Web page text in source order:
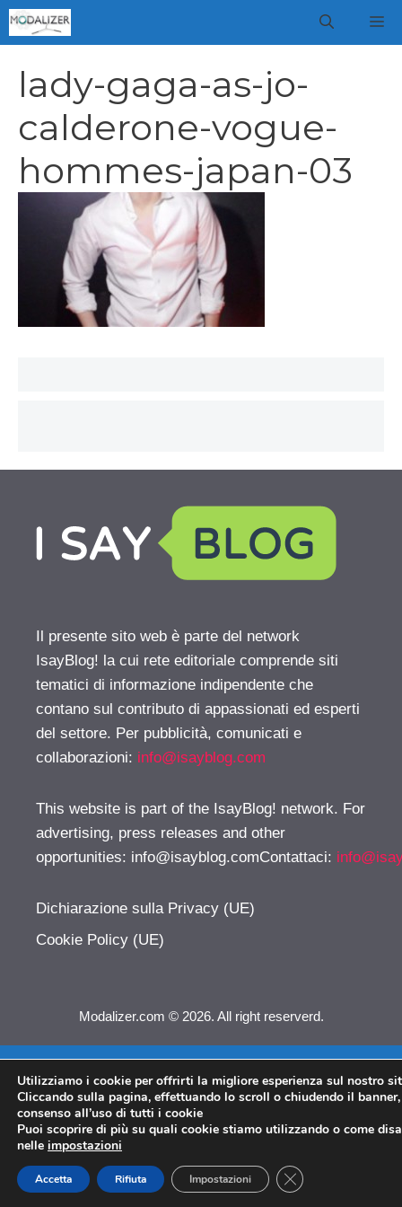
Vai
al
lady-gaga-as-jo-
calderone-vogue-
hommes-japan-03
Il presente sito web è parte del network
IsayBlog! la cui rete editoriale comprende siti
tematici di informazione indipendente che
contano sul contributo di appassionati ed esperti
del settore. Per pubblicità, comunicati e
collaborazioni: info@isayblog.com
This website is part of the IsayBlog! network. For
advertising, press releases and other
opportunities: info@isayblog.comContattaci:
Dichiarazione sulla Privacy (UE)
Cookie Policy (UE)
Modalizer.com © 2026. All right reserverd.
Utilizziamo i cookie per offrirti la migliore esperienza sul nostro
Cliccando sulla pagina, effettuando lo scroll o chiudendo il
consenso all’uso di tutti i cookie
Puoi scoprire di più su quali cookie stiamo utilizzando o come
nelle impostazioni
Accetta Rifiuta Impostazioni CLOSE GDPR